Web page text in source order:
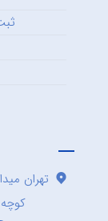
تهران
کوچه